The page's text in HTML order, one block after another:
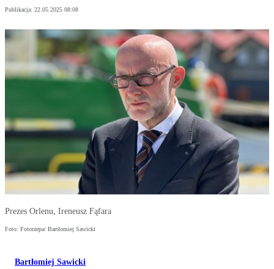
Publikacja: 22.05.2025 08:08
Prezes Orlenu, Ireneusz Fąfara
Foto: Fotorzepa/ Bartłomiej Sawicki
Bartłomiej Sawicki